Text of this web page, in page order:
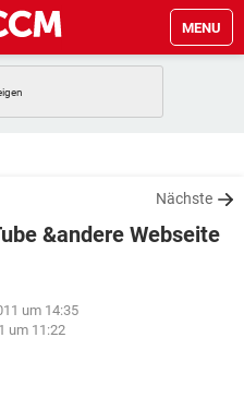
MENU
TIKTOK
HARDWARE
STREAMING
INSTAGRAM
IOS
Nächste
&andere Webseite
um 14:35
um 11:22